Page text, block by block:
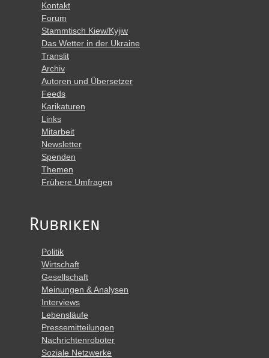
Kontakt
Forum
Stammtisch Kiew/Kyjiw
Das Wetter in der Ukraine
Translit
Archiv
Autoren und Übersetzer
Feeds
Karikaturen
Links
Mitarbeit
Newsletter
Spenden
Themen
Frühere Umfragen
Rubriken
Politik
Wirtschaft
Gesellschaft
Meinungen & Analysen
Interviews
Lebensläufe
Pressemitteilungen
Nachrichtenroboter
Soziale Netzwerke